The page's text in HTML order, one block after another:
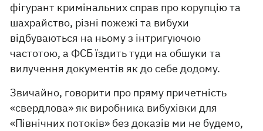
фігурант кримінальних справ про корупцію та
шахрайство, різні пожежі та вибухи
відбуваються на ньому з інтригуючою
частотою, а ФСБ їздить туди на обшуки та
вилучення документів як до себе додому.
Звичайно, говорити про пряму причетність
«свердлова» як виробника вибухівки для
«Північних потоків» без доказів ми не будемо,